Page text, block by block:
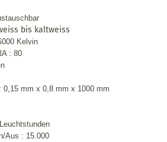
bis kaltweiss
Kelvin
: 80
0,15 mm x 0,8 mm x 1000 mm
Aus : 15.000